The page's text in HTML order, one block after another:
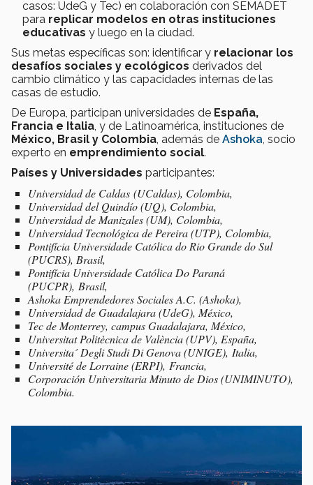
casos: UdeG y Tec) en colaboración con SEMADET
para replicar modelos en otras instituciones
educativas y luego en la ciudad.
Sus metas específicas son: identificar y relacionar los
desafíos sociales y ecológicos derivados del
cambio climático y las capacidades internas de las
casas de estudio.
De Europa, participan universidades de España,
Francia e Italia , y de Latinoamérica, instituciones de
México, Brasil y Colombia , además de Ashoka , socio
experto en emprendimiento social.
Países y Universidades participantes:
Universidad de Caldas (UCaldas), Colombia,
Universidad del Quindío (UQ), Colombia,
Universidad de Manizales (UM), Colombia,
Universidad Tecnológica de Pereira (UTP), Colombia,
Pontifícia Universidade Católica do Rio Grande do Sul
(PUCRS), Brasil,
Pontifícia Universidade Católica Do Paraná
(PUCPR), Brasil,
Ashoka Emprendedores Sociales A.C. (Ashoka),
Universidad de Guadalajara (UdeG), México,
Tec de Monterrey, campus Guadalajara, México,
Universitat Politècnica de València (UPV), España,
Universita´ Degli Studi Di Genova (UNIGE), Italia,
Université de Lorraine (ERPI), Francia,
Corporación Universitaria Minuto de Dios (UNIMINUTO),
Colombia.